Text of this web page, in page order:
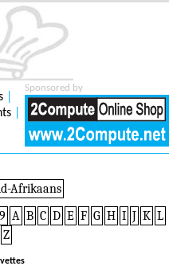
Sponsored by
Afrikaans
9 A B C D E F G H I J K L
Z